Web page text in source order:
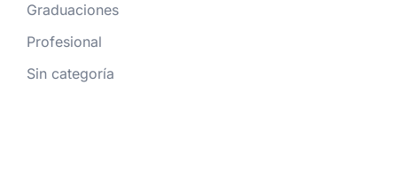
Graduaciones
Profesional
Sin categoría